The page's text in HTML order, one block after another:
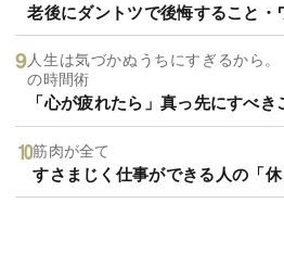
老後にダントツで後悔すること・
人生は気づかぬうちにすぎるから
の時間術
「心が疲れたら」真っ先にすべき
筋肉が全て
すさまじく仕事ができる人の「